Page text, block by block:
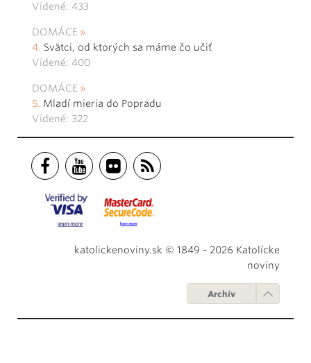
Videné: 433
DOMÁCE
Svätci, od ktorých sa máme čo učiť
Videné: 400
DOMÁCE
Mladí mieria do Popradu
Videné: 322
katolickenoviny.sk © 1849 - 2026 Katolícke
noviny
Archív